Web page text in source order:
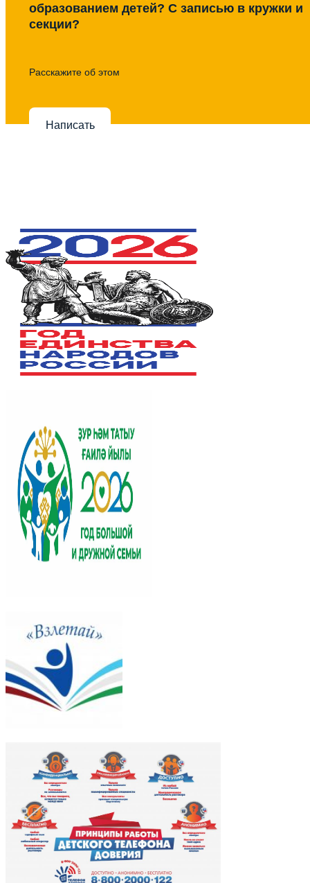
образованием детей? С записью в кружки и
секции?
Расскажите об этом
Написать